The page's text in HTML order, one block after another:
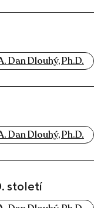
Dan Dlouhý, Ph.D.
Dan Dlouhý, Ph.D.
století